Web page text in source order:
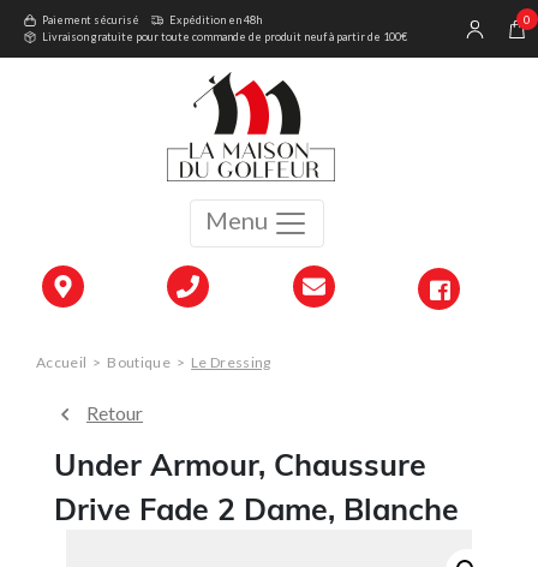
Menu
Paiement sécurisé
Expédition en 48h
Livraison gratuite pour toute commande de produit neuf à partir de 100€
0
Accueil > Boutique > Le Dressing
Retour
Under Armour, Chaussure
Drive Fade 2 Dame, Blanche